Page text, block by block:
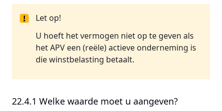
Let op!
U hoeft het vermogen niet op te geven als
het APV een (reële) actieve onderneming is
die winstbelasting betaalt.
22.4.1 Welke waarde moet u aangeven?